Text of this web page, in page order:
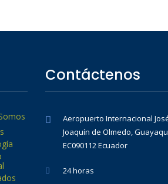
Contáctenos
Aeropuerto Internacional
Joaquín de Olmedo,
EC090112 Ecuador
24 horas